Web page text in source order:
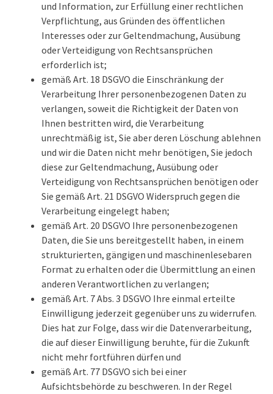
und Information, zur Erfüllung einer rechtlichen
Verpflichtung, aus Gründen des öffentlichen
Interesses oder zur Geltendmachung, Ausübung
oder Verteidigung von Rechtsansprüchen
erforderlich ist;
gemäß Art. 18 DSGVO die Einschränkung der
Verarbeitung Ihrer personenbezogenen Daten zu
verlangen, soweit die Richtigkeit der Daten von
Ihnen bestritten wird, die Verarbeitung
unrechtmäßig ist, Sie aber deren Löschung ablehnen
und wir die Daten nicht mehr benötigen, Sie jedoch
diese zur Geltendmachung, Ausübung oder
Verteidigung von Rechtsansprüchen benötigen oder
Sie gemäß Art. 21 DSGVO Widerspruch gegen die
Verarbeitung eingelegt haben;
gemäß Art. 20 DSGVO Ihre personenbezogenen
Daten, die Sie uns bereitgestellt haben, in einem
strukturierten, gängigen und maschinenlesebaren
Format zu erhalten oder die Übermittlung an einen
anderen Verantwortlichen zu verlangen;
gemäß Art. 7 Abs. 3 DSGVO Ihre einmal erteilte
Einwilligung jederzeit gegenüber uns zu widerrufen.
Dies hat zur Folge, dass wir die Datenverarbeitung,
die auf dieser Einwilligung beruhte, für die Zukunft
nicht mehr fortführen dürfen und
gemäß Art. 77 DSGVO sich bei einer
Aufsichtsbehörde zu beschweren. In der Regel